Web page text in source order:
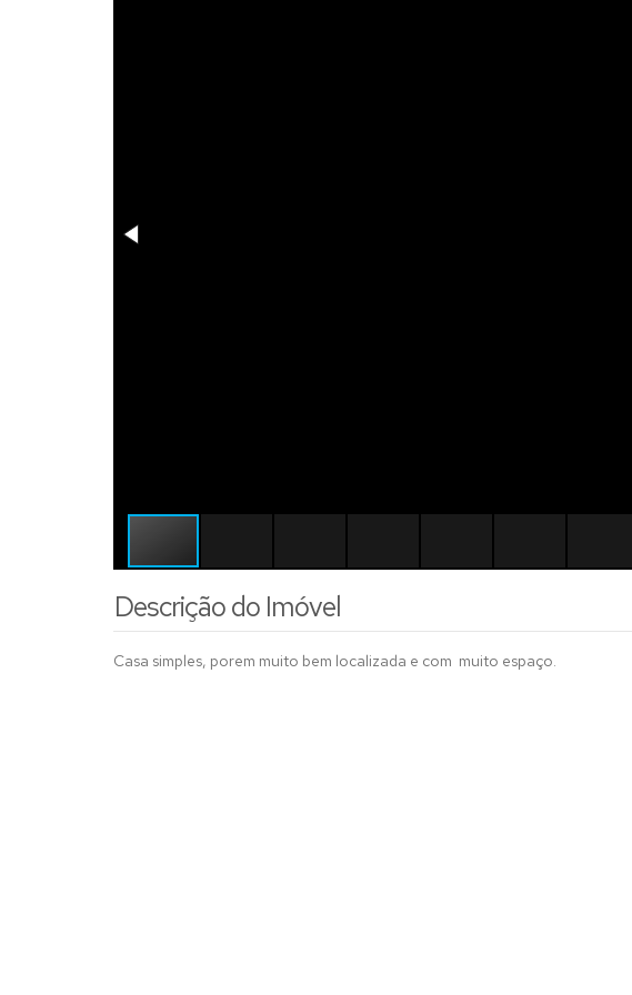
Descrição do Imóvel
Casa simples, porem muito bem localizada e com muito espaço.